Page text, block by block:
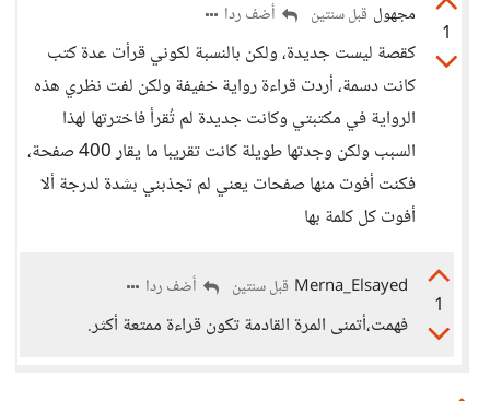
1
مجهول قبل سنتين أضف ردا
كقصة ليست جديدة، ولكن بالنسبة لكوني قرأت عدة كتب
كانت دسمة، أردت قراءة رواية خفيفة ولكن لفت نظري هذه
الرواية في مكتبتي وكانت جديدة لم تُقرأ فاخترتها لهذا
السبب ولكن وجدتها طويلة كانت تقريبا ما يقار 400 صفحة،
فكنت أفوت منها صفحات يعني لم تجذبني بشدة لدرجة ألا
أفوت كل كلمة بها
1
Merna_Elsayed قبل سنتين أضف ردا
فهمت،أتمنى المرة القادمة تكون قراءة ممتعة أكثر.